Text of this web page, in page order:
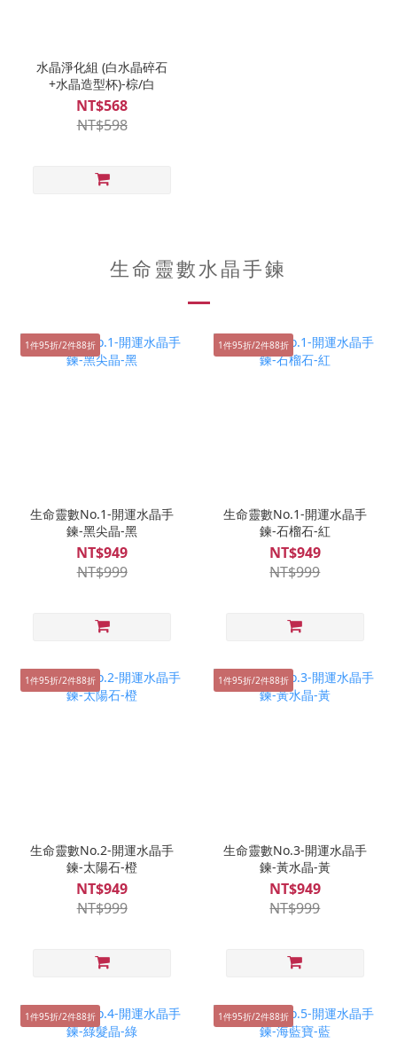
水晶淨化組 (白水晶碎石
+水晶造型杯)-棕/白
NT$568
NT$598
生命靈數水晶手鍊
1件95折/2件88折
生命靈數No.1-開運水晶手
鍊-黑尖晶-黑
NT$949
NT$999
1件95折/2件88折
生命靈數No.1-開運水晶手
鍊-石榴石-紅
NT$949
NT$999
1件95折/2件88折
生命靈數No.2-開運水晶手
鍊-太陽石-橙
NT$949
NT$999
1件95折/2件88折
生命靈數No.3-開運水晶手
鍊-黃水晶-黃
NT$949
NT$999
1件95折/2件88折 1件95折/2件88折